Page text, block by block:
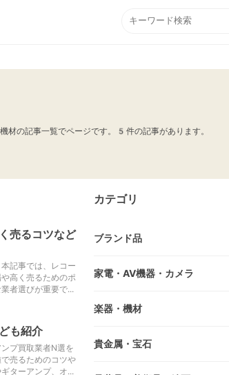
材の記事一覧でページです。5件の記事があります。
売るコツなど
記事では、レコー
高く売るためのポ
者選びが重要で...
も紹介
プ買取業者N選を
売るためのコツや
ターアンプ、オ...
カテゴリ
ブランド品
家電・AV機器・カメラ
楽器・機材
貴金属・宝石